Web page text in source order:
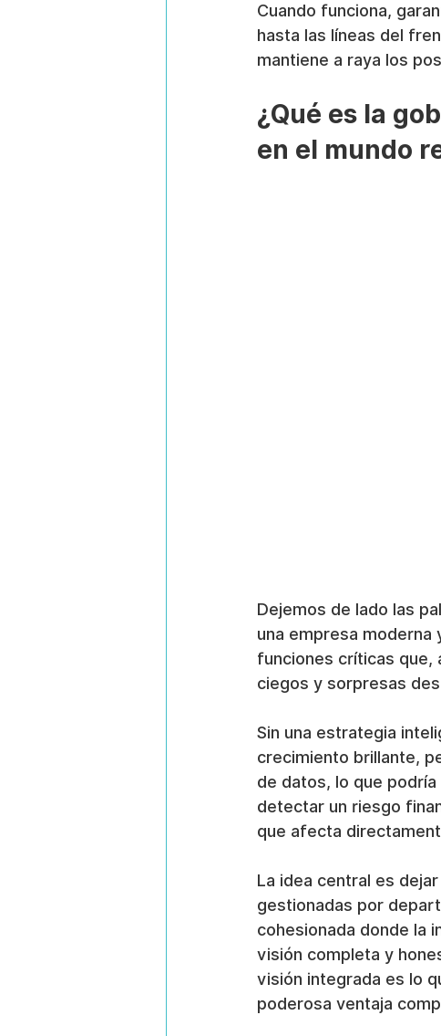
Cuando funciona,
hasta las líneas del
mantiene a raya los
¿Qué es la
en el mundo
Dejemos de lado las
una empresa
funciones críticas que,
ciegos y sorpresas
Sin una estrategia
crecimiento brillante,
de datos, lo que
detectar un riesgo
que afecta
La idea central es
gestionadas por
cohesionada donde la
visión completa y
visión integrada es lo
poderosa ventaja